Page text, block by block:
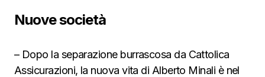
Nuove società
– Dopo la separazione burrascosa da Cattolica
Assicurazioni, la nuova vita di Alberto Minali è nel